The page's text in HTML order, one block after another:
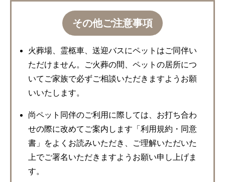
その他ご注意事項
火葬場、霊柩車、送迎バスにペットはご同伴い
ただけません。ご火葬の間、ペットの居所につ
いてご家族で必ずご相談いただきますようお願
いいたします。
尚ペット同伴のご利用に際しては、お打ち合わ
せの際に改めてご案内します「利用規約・同意
書」をよくお読みいただき、ご理解いただいた
上でご署名いただきますようお願い申し上げま
す。